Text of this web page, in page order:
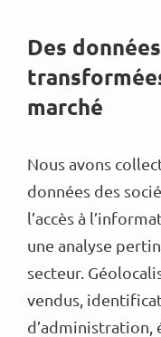
Des
marché
Nous avons
données des
l’accès à
une analyse
secteur.
vendus,
d’administration,